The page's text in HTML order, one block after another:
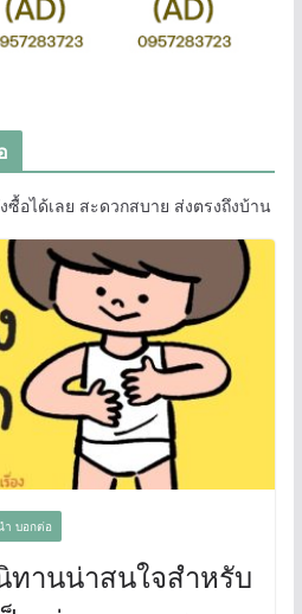
อได้เลย สะดวกสบาย ส่งตรงถึงบ้าน
บอกต่อ
านน่าสนใจสำหรับ